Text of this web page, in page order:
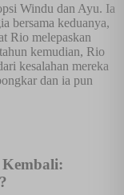
Windu dan Ayu. Ia
bersama keduanya,
Rio melepaskan
kemudian, Rio
kesalahan mereka
dan ia pun